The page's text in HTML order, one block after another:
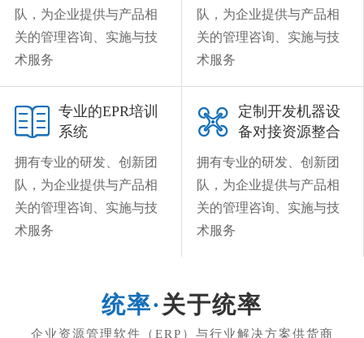
队，为企业提供与产品相
关的管理咨询、实施与技
术服务
队，为企业提供与产品相
关的管理咨询、实施与技
术服务

专业的EPR培训
系统
拥有专业的研发、创新团
队，为企业提供与产品相
关的管理咨询、实施与技
术服务

定制开发机器设
备对接资源整合
拥有专业的研发、创新团
队，为企业提供与产品相
关的管理咨询、实施与技
术服务
关于统率